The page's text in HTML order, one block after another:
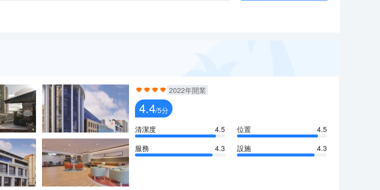
2022年開業
4.4/5分
清潔度
4.5 位置
4.5
服務
4.3 設施 4.3